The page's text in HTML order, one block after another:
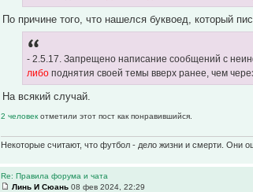
По причине того, что нашелся буквоед, который
- 2.5.17. Запрещено написание сообщений с
либо поднятия своей темы вверх ранее, чем
На всякий случай.
2 человекотметили этот пост как понравившийся.
Некоторые считают, что футбол - дело жизни и смерти. Они
Re: Правила форума и чата
Линь И Сюань 08 фев 2024, 22:29